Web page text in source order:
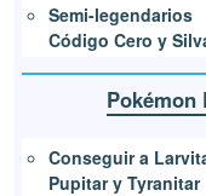
Semi-legendarios
Código Cero y
Conseguir a
Pupitar y Tyranitar